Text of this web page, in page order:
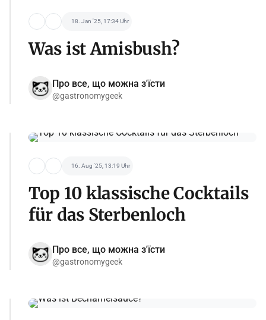
18. Jan '25, 17:34 Uhr
Was ist Amisbush?
Про все, що можна з'їсти
@gastronomygeek
16. Aug '25, 13:19 Uhr
Top 10 klassische Cocktails
für das Sterbenloch
Про все, що можна з'їсти
@gastronomygeek